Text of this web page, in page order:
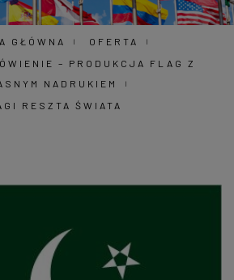
GŁÓWNA
OFERTA
– PRODUKCJA FLAG Z
NADRUKIEM
RESZTA ŚWIATA